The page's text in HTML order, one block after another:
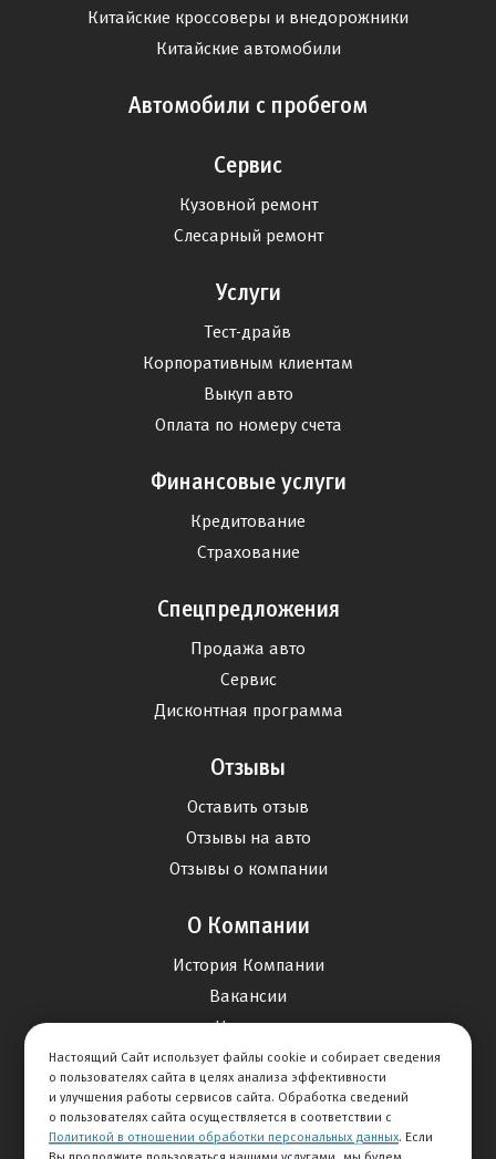
Китайские кроссоверы и внедорожники
Китайские автомобили
Автомобили с пробегом
Сервис
Кузовной ремонт
Слесарный ремонт
Услуги
Тест-драйв
Корпоративным клиентам
Выкуп авто
Оплата по номеру счета
Финансовые услуги
Кредитование
Страхование
Спецпредложения
Продажа авто
Сервис
Дисконтная программа
Отзывы
Оставить отзыв
Отзывы на авто
Отзывы о компании
О Компании
История Компании
Вакансии
Новости
Карта сайта
Контакты
Настоящий Сайт использует файлы cookie и собирает сведения
о пользователях сайта в целях анализа эффективности
и улучшения работы сервисов сайта. Обработка сведений
о пользователях сайта осуществляется в соответствии с
Политикой в отношении обработки персональных данных. Если